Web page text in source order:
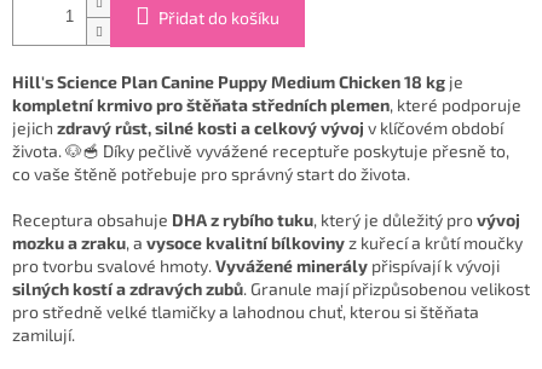
Přidat do košíku
Hill's Science Plan Canine Puppy Medium Chicken 18 kg je
kompletní krmivo pro štěňata středních plemen, které podporuje
jejich zdravý růst, silné kosti a celkový vývoj v klíčovém období
života. 🐶🥣 Díky pečlivě vyvážené receptuře poskytuje přesně to,
co vaše štěně potřebuje pro správný start do života.
Receptura obsahuje DHA z rybího tuku, který je důležitý provývoj
mozku a zraku, a vysoce kvalitní bílkovinyz kuřecí a krůtí moučky
pro tvorbu svalové hmoty. Vyvážené minerály přispívají k vývoji
silných kostí a zdravých zubů. Granule mají přizpůsobenou velikost
pro středně velké tlamičky a lahodnou chuť, kterou si štěňata
zamilují.